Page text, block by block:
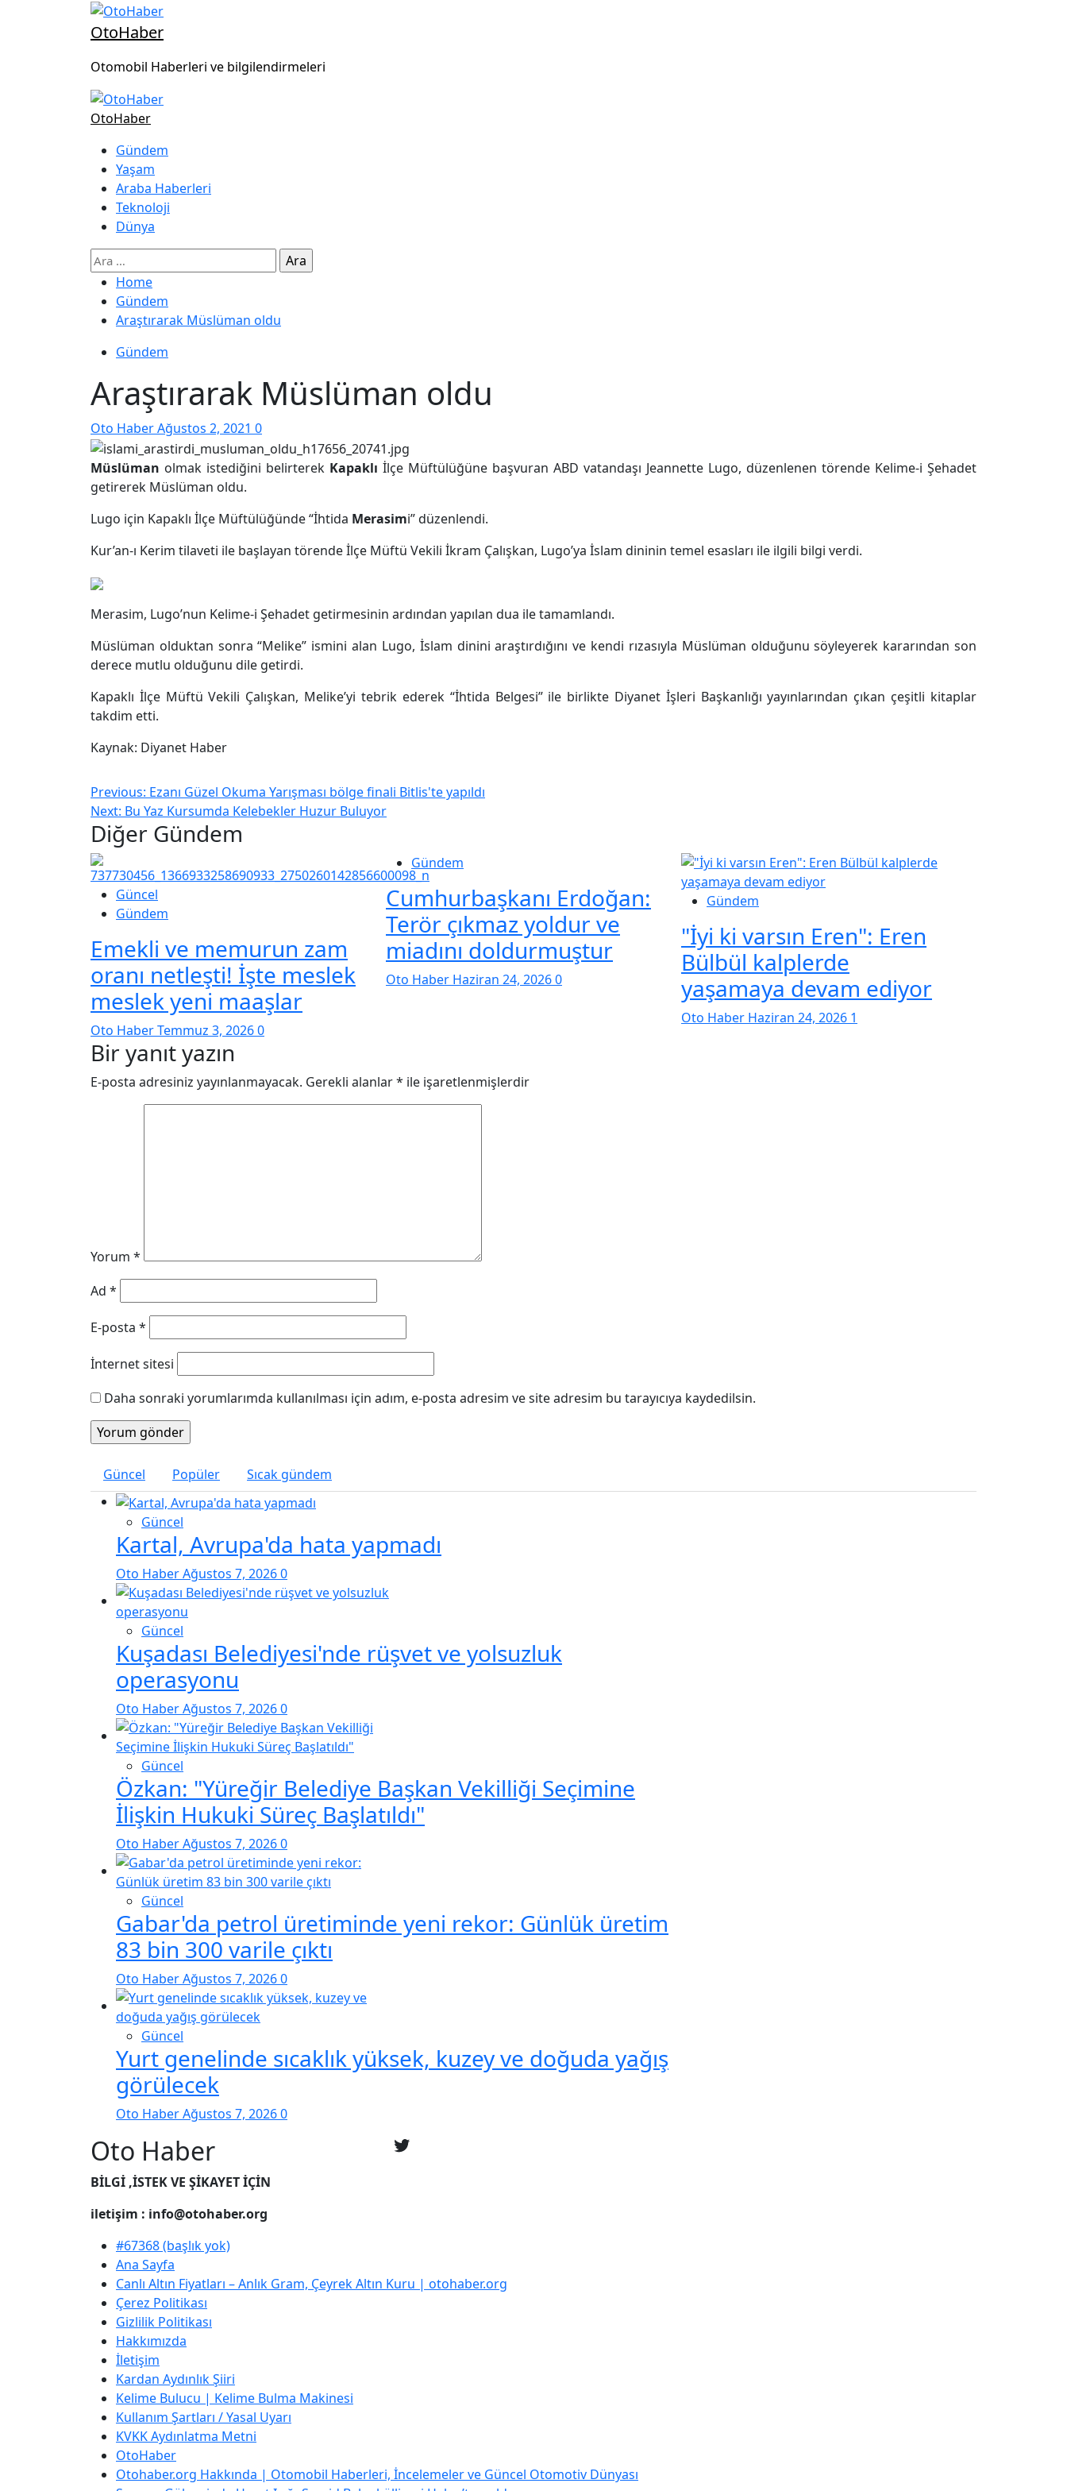
OtoHaber
Otomobil Haberleri ve bilgilendirmeleri
OtoHaber
Gündem
Yaşam
Araba Haberleri
Teknoloji
Dünya
Home
Gündem
Araştırarak Müslüman oldu
Gündem
Araştırarak Müslüman oldu
Oto HaberAğustos 2, 2021 0
Müslüman olmak istediğini belirterek Kapaklı İlçe Müftülüğüne başvuran ABD vatandaşı Jeannette Lugo, düzenlenen törende Kelime-i Şehadet
getirerek Müslüman oldu.
Lugo için Kapaklı İlçe Müftülüğünde “İhtida Merasimi” düzenlendi.
Kur’an-ı Kerim tilaveti ile başlayan törende İlçe Müftü Vekili İkram Çalışkan, Lugo’ya İslam dininin temel esasları ile ilgili bilgi verdi.
Merasim, Lugo’nun Kelime-i Şehadet getirmesinin ardından yapılan dua ile tamamlandı.
Müslüman olduktan sonra “Melike” ismini alan Lugo, İslam dinini araştırdığını ve kendi rızasıyla Müslüman olduğunu söyleyerek kararından son
derece mutlu olduğunu dile getirdi.
Kapaklı İlçe Müftü Vekili Çalışkan, Melike’yi tebrik ederek “İhtida Belgesi” ile birlikte Diyanet İşleri Başkanlığı yayınlarından çıkan çeşitli kitaplar
takdim etti.
Kaynak: Diyanet Haber
Previous: Ezanı Güzel Okuma Yarışması bölge finali Bitlis'te yapıldı
Next: Bu Yaz Kursumda Kelebekler Huzur Buluyor
Diğer Gündem
Güncel
Gündem
Emekli ve memurun zam
oranı netleşti! İşte meslek
meslek yeni maaşlar
Oto HaberTemmuz 3, 20260
Gündem
Cumhurbaşkanı Erdoğan:
Terör çıkmaz yoldur ve
miadını doldurmuştur
Oto Haber Haziran 24, 20260
Gündem
"İyi ki varsın Eren": Eren
Bülbül kalplerde
yaşamaya devam ediyor
Oto Haber Haziran 24, 2026 1
Bir yanıt yazın
E-posta adresiniz yayınlanmayacak. Gerekli alanlar* ile işaretlenmişlerdir
Yorum *
Ad *
E-posta *
İnternet sitesi
Daha sonraki yorumlarımda kullanılması için adım, e-posta adresim ve site adresim bu tarayıcıya kaydedilsin.
Güncel Popüler Sıcak gündem
Güncel
Kartal, Avrupa'da hata yapmadı
Oto HaberAğustos 7, 20260
Güncel
Kuşadası Belediyesi'nde rüşvet ve yolsuzluk
operasyonu
Oto HaberAğustos 7, 20260
Güncel
Özkan: "Yüreğir Belediye Başkan Vekilliği Seçimine
İlişkin Hukuki Süreç Başlatıldı"
Oto HaberAğustos 7, 20260
Güncel
Gabar'da petrol üretiminde yeni rekor: Günlük üretim
83 bin 300 varile çıktı
Oto HaberAğustos 7, 20260
Güncel
Yurt genelinde sıcaklık yüksek, kuzey ve doğuda yağış
görülecek
Oto HaberAğustos 7, 20260
Oto Haber
BİLGİ ,İSTEK VE ŞİKAYET İÇİN
iletişim : info@otohaber.org
#67368 (başlık yok)
Ana Sayfa
Canlı Altın Fiyatları – Anlık Gram, Çeyrek Altın Kuru | otohaber.org
Çerez Politikası
Gizlilik Politikası
Hakkımızda
İletişim
Kardan Aydınlık Şiiri
Kelime Bulucu | Kelime Bulma Makinesi
Kullanım Şartları / Yasal Uyarı
KVKK Aydınlatma Metni
OtoHaber
Otohaber.org Hakkında | Otomobil Haberleri, İncelemeler ve Güncel Otomotiv Dünyası